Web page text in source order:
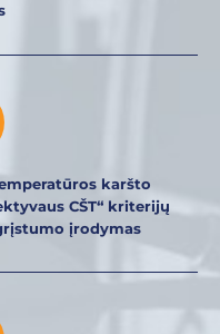
karšto
CŠT“ kriterijų
įrodymas